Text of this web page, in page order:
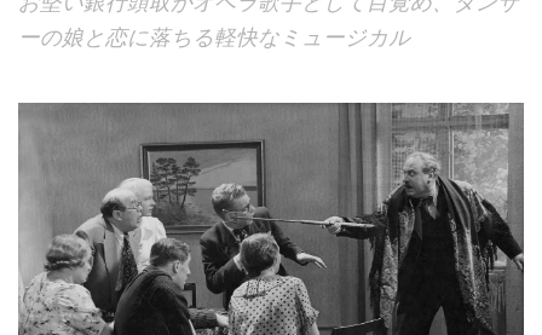
ーの娘と恋に落ちる軽快なミュージカル